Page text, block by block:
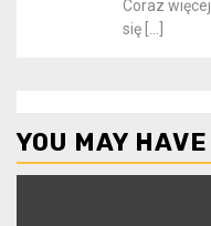
Coraz
się […]
YOU MAY